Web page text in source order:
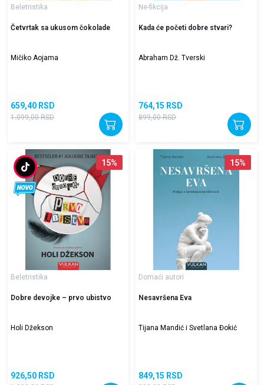
Beletristika
Četvrtak sa ukusom čokolade
Mičiko Aojama
659,40 RSD
1.099,00 RSD
Ne-fikcija
Kada će početi dobre stvari?
Abraham Dž. Tverski
764,15 RSD
899,00 RSD
15%
Beletristika
Dobre devojke – prvo ubistvo
Holi Džekson
926,50 RSD
15%
Domaći autori
Nesavršena Eva
Tijana Mandić i Svetlana Đokić
849,15 RSD